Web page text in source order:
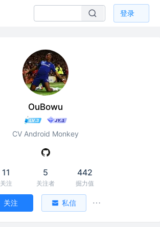
登录
OuBowu
CV Android Monkey
11
关注
5
关注者
442
掘力值
关注 私信